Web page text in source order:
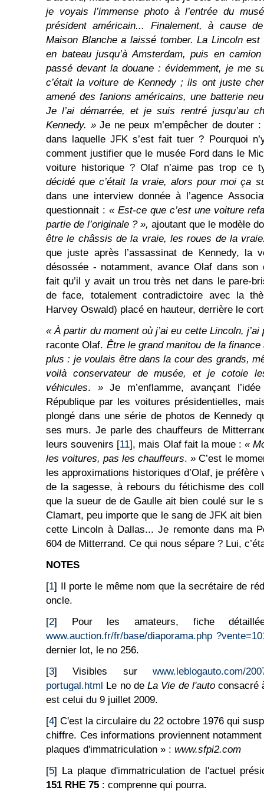
je voyais l’immense photo à l’entrée du
président américain... Finalement, à cause
Maison Blanche a laissé tomber. La Lincoln
en bateau jusqu’à Amsterdam, puis en
passé devant la douane : évidemment, je me
c’était la voiture de Kennedy ; ils ont juste
amené des fanions américains, une batterie
Je l’ai démarrée, et je suis rentré jusqu’au
Kennedy. »Je ne peux m’empêcher de douter
dans laquelle JFK s’est fait tuer ? Pourquoi
comment justifier que le musée Ford dans le
voiture historique ? Olaf n’aime pas trop ce
décidé que c’était la vraie, alors pour moi ça
dans une interview donnée à l’agence
questionnait : « Est-ce que c’est une voiture
partie de l’originale ? », ajoutant que le modèle
être le châssis de la vraie, les roues de la
que juste après l’assassinat de Kennedy, la
désossée - notamment, avance Olaf dans son
fait qu’il y avait un trou très net dans le pare-
de face, totalement contradictoire avec la
Harvey Oswald) placé en hauteur, derrière le
« À partir du moment où j’ai eu cette Lincoln, j’ai
raconte Olaf. Être le grand manitou de la
plus : je voulais être dans la cour des grands,
voilà conservateur de musée, et je cotoie
véhicules. »Je m’enflamme, avançant
République par les voitures présidentielles,
plongé dans une série de photos de Kennedy
ses murs. Je parle des chauffeurs de
leurs souvenirs [11], mais Olaf fait la moue :«
les voitures, pas les chauffeurs. » C’est le
les approximations historiques d’Olaf, je préfère
de la sagesse, à rebours du fétichisme des
que la sueur de de Gaulle ait bien coulé sur le
Clamart, peu importe que le sang de JFK ait
cette Lincoln à Dallas... Je remonte dans ma
604 de Mitterrand. Ce qui nous sépare ? Lui,
NOTES
[1] Il porte le même nom que la secrétaire de
oncle.
[2] Pour les amateurs, fiche
www.auction.fr/fr/base/diaporama.php
dernier lot, le no 256.
[3] Visibles sur www.leblogauto.com/
portugal.html Le no deLa Vie de l'autoconsacré
est celui du 9 juillet 2009.
[4] C'est la circulaire du 22 octobre 1976 qui
chiffre. Ces informations proviennent
plaques d'immatriculation » : www.sfpi2.com
[5] La plaque d'immatriculation de l'actuel
151 RHE 75 : comprenne qui pourra.